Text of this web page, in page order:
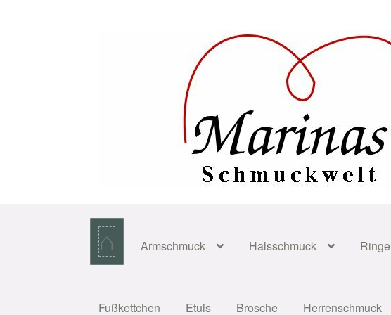
⌂ Armschmuck Halsschmuck Ringe
Fußkettchen Etuis Brosche Herrenschmuck